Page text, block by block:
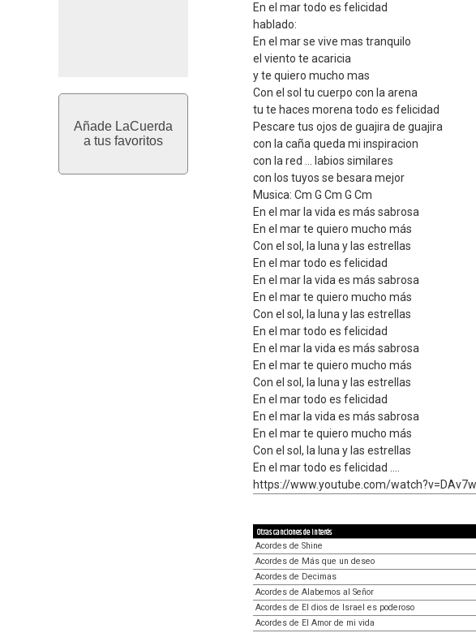
Añade LaCuerda
a tus favoritos
En el mar todo es felicidad
hablado:
En el mar se vive mas tranquilo
el viento te acaricia
y te quiero mucho mas
Con el sol tu cuerpo con la arena
tu te haces morena todo es felicidad
Pescare tus ojos de guajira de guajira
con la caña queda mi inspiracion
con la red ... labios similares
con los tuyos se besara mejor
Musica: Cm G Cm G Cm
En el mar la vida es más sabrosa
En el mar te quiero mucho más
Con el sol, la luna y las estrellas
En el mar todo es felicidad
En el mar la vida es más sabrosa
En el mar te quiero mucho más
Con el sol, la luna y las estrellas
En el mar todo es felicidad
En el mar la vida es más sabrosa
En el mar te quiero mucho más
Con el sol, la luna y las estrellas
En el mar todo es felicidad
En el mar la vida es más sabrosa
En el mar te quiero mucho más
Con el sol, la luna y las estrellas
En el mar todo es felicidad ....
https://www.youtube.com/
Otras canciones de interés
Acordes de Shine
Acordes de Más que un deseo
Acordes de Decimas
Acordes de Alabemos al Señor
Acordes de El dios de Israel es poderoso
Acordes de El Amor de mi vida